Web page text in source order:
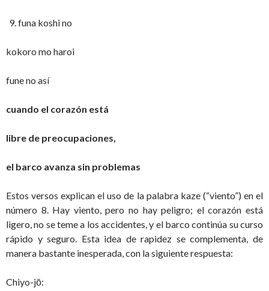
funa koshi no
kokoro mo haroi
fune no así
cuando el corazón está
libre de preocupaciones,
el barco avanza sin problemas
Estos versos explican el uso de la palabra kaze (“viento”) en el
número 8. Hay viento, pero no hay peligro; el corazón está
ligero, no se teme a los accidentes, y el barco continúa su curso
rápido y seguro. Esta idea de rapidez se complementa, de
manera bastante inesperada, con la siguiente respuesta:
Chiyo-jō: